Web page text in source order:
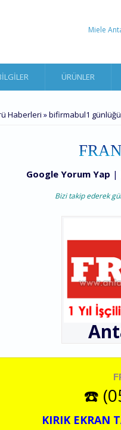
Miele
ÜRÜNLER
Haberleri »bifirmabul1 günlüğü
Google Yorum Yap |
Bizi takip ederek
☎️
KIRIK EKRAN